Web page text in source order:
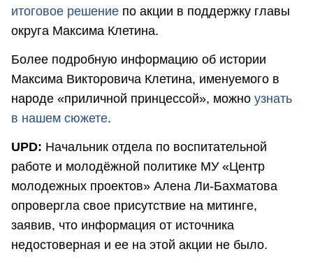
итоговое решение по акции в поддержку главы
округа Максима Клетина.
Более подробную информацию об истории
Максима Викторовича Клетина, именуемого в
народе «приличной принцессой», можно узнать
в нашем сюжете.
UPD: Начальник отдела по воспитательной
работе и молодёжной политике МУ «Центр
молодежных проектов» Алена Ли-Бахматова
опровергла свое присутствие на митинге,
заявив, что информация от источника
недостоверная и ее на этой акции не было.